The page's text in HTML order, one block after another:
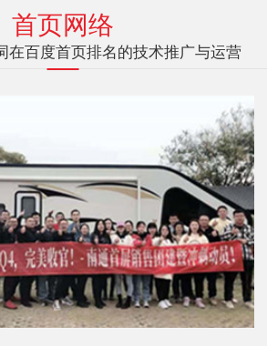
首页网络
在百度首页排名的技术推广与运营